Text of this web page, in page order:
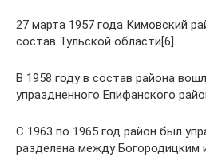
27 марта 1957 года Кимовский
состав Тульской области[6].
В 1958 году в состав района
упраздненного Епифанского
С 1963 по 1965 год район был
разделена между Богородицким